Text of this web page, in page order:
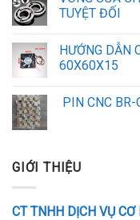
TUYỆT ĐỐI
HƯỚNG DẪN
60X60X15
PIN CNC
GIỚI THIỆU
CT TNHH DỊCH VỤ